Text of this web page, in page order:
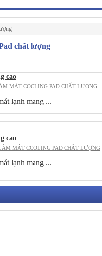
chất lượng
cao
MÁT COOLING PAD CHẤT LƯỢNG
lạnh mang ...
cao
MÁT COOLING PAD CHẤT LƯỢNG
lạnh mang ...